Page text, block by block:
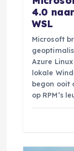
4.0
WSL
Microsoft
Azure
lokale
begon ooit
op RPM’s